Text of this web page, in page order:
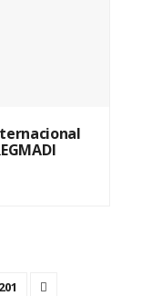
201